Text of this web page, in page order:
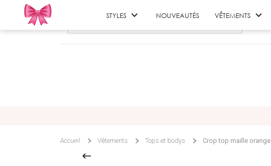
STYLES  NOUVEAUTÉS VÊTEMENTS 
Accueil Vêtements Tops et bodys Crop top maille orange